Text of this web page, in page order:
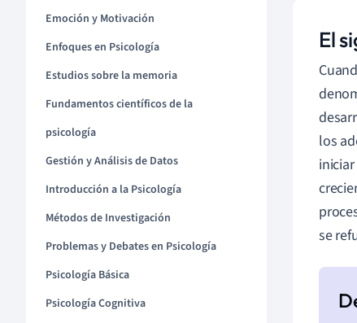
Emoción y Motivación
Enfoques en Psicología
Estudios sobre la memoria
Fundamentos científicos de la
psicología
Gestión y Análisis de Datos
Introducción a la Psicología
Métodos de Investigación
Problemas y Debates en Psicología
Psicología Básica
Psicología Cognitiva
El
los
se